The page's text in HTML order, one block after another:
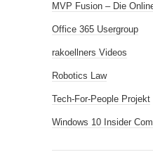
MVP Fusion – Die
Office 365 Usergroup
rakoellners Videos
Robotics Law
Tech-For-People Projekt
Windows 10 Insider